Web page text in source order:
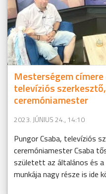
Mesterségem
televíziós
ceremóniamester
2023. JÚNIUS 24., 14:10
Pungor Csaba, televíziós
ceremóniamester Csaba
született az általános és
munkája nagy része is ide